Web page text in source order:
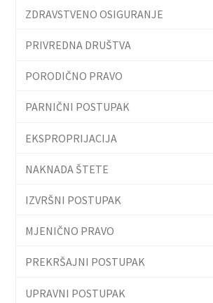
ZDRAVSTVENO OSIGURANJE
PRIVREDNA DRUŠTVA
PORODIČNO PRAVO
PARNIČNI POSTUPAK
EKSPROPRIJACIJA
NAKNADA ŠTETE
IZVRŠNI POSTUPAK
MJENIČNO PRAVO
PREKRŠAJNI POSTUPAK
UPRAVNI POSTUPAK